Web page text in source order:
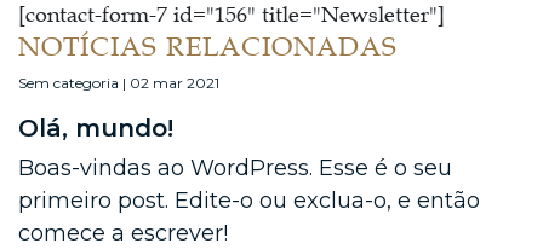
[contact-form-7 id="156" title="Newsletter"]
NOTÍCIAS RELACIONADAS
Sem categoria | 02 mar 2021
Olá, mundo!
Boas-vindas ao WordPress. Esse é o seu
primeiro post. Edite-o ou exclua-o, e então
comece a escrever!